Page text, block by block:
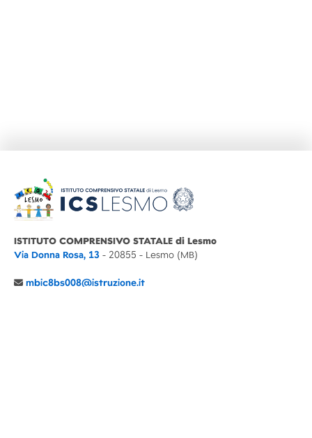
ISTITUTO COMPRENSIVO STATALE di Lesmo
Via Donna Rosa, 13 - 20855 - Lesmo (MB)
mbic8bs008@istruzione.it